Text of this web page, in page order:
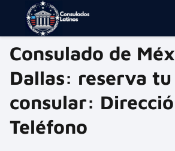
Consulado de
Dallas: reserva
consular:
Teléfono